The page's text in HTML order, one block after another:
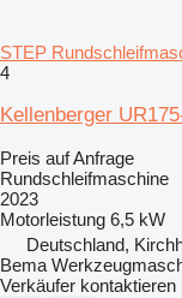
STEP
4
Kellenberger
Preis auf Anfrage
Rundschleifmaschine
2023
Motorleistung 6,5 kW
Deutschland,
Bema
Verkäufer kontaktieren